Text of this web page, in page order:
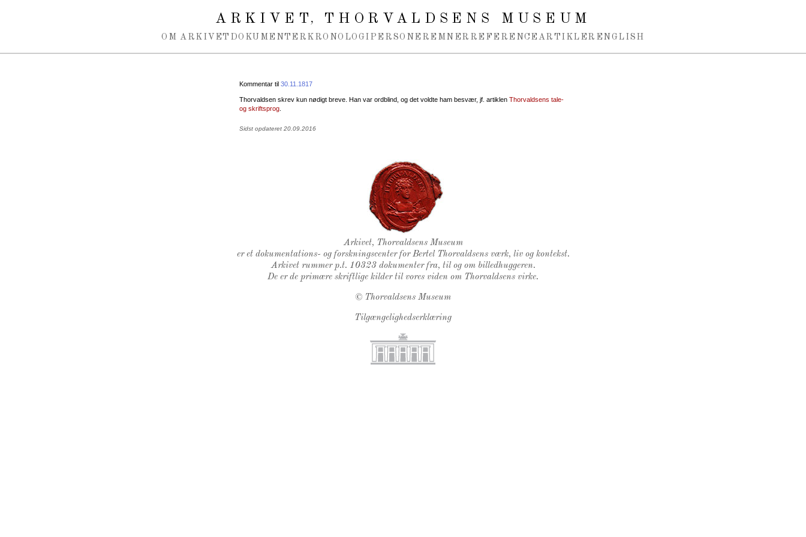
ARKIVET, THORVALDSENS MUSEUM
OM ARKIVET DOKUMENTER KRONOLOGI PERSONER EMNER REFERENCEARTIKLER ENGLISH
Kommentar til 30.11.1817
Thorvaldsen skrev kun nødigt breve. Han var ordblind, og det voldte ham besvær, jf. artiklen Thorvaldsens tale-
og skriftsprog
Sidst opdateret 20.09.2016
Thorvaldsens Segl
Arkivet, Thorvaldsens Museum
er et dokumentations- og forskningscenter for Bertel Thorvaldsens værk, liv og kontekst.
Arkivet rummer p.t. 10323 dokumenter fra, til og om billedhuggeren.
De er de primære skriftlige kilder til vores viden om Thorvaldsens virke.
© Thorvaldsens Museum
Tilgængelighedserklæring